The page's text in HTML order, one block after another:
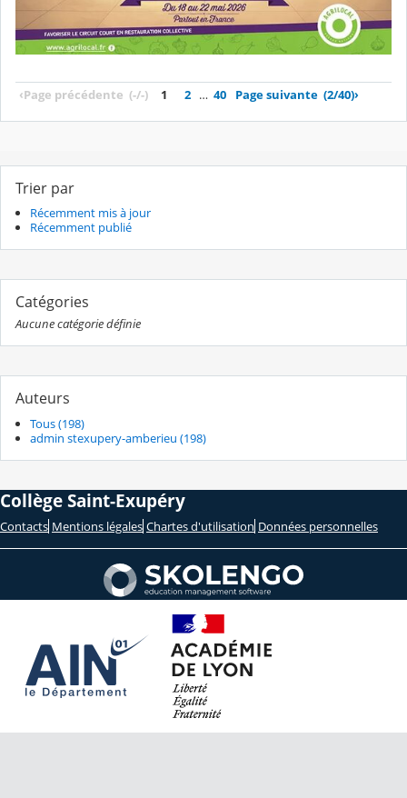
‹Page précédente (-/-) 1 2 … 40 Page suivante (2/40)›
Trier par
Récemment mis à jour
Récemment publié
Catégories
Aucune catégorie définie
Auteurs
Tous (198)
admin stexupery-amberieu (198)
Collège Saint-Exupéry
Contacts Mentions légales Chartes d'utilisation Données personnelles